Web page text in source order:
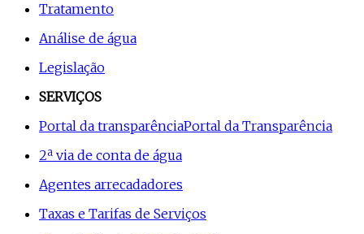
Tratamento
Análise de água
Legislação
SERVIÇOS
Portal da transparênciaPortal da Transparência
2ª via de conta de água
Agentes arrecadadores
Taxas e Tarifas de Serviços